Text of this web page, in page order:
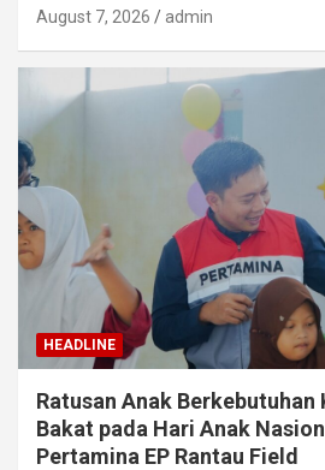
August 7, 2026 admin
HEADLINE
Ratusan Anak Berkebutuhan
Bakat pada Hari Anak
Pertamina EP Rantau Field